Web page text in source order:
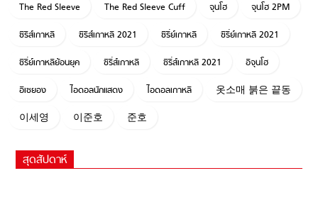
The Red Sleeve
The Red Sleeve Cuff จุนโฮ
จุนโฮ 2PM
ซีรีส์เกาหลี
ซีรีส์เกาหลี 2021 ซีรี่ย์เกาหลี
ซีรี่ย์เกาหลี 2021
ซีรี่ย์เกาหลีย้อนยุค
ซีรี่ส์เกาหลี ซีรี่ส์เกาหลี 2021
อีจุนโฮ
อีเซยอง
ไอดอลนักแสดง ไอดอลเกาหลี
옷소매 붉은 끝동
이세영
이준호 준호
สุดสัปดาห์